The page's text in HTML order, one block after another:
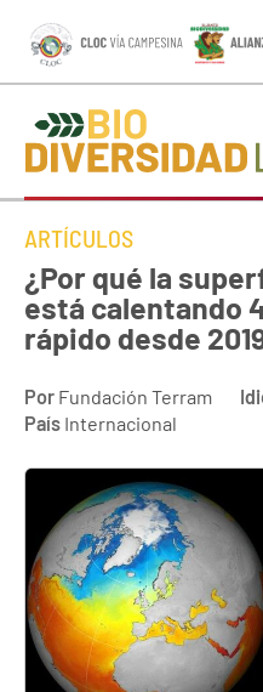
ARTÍCULOS
¿Por qué la
está calentando
rápido desde
Por Fundación Terram
País Internacional